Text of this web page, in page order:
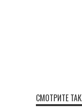
СМОТРИТЕ